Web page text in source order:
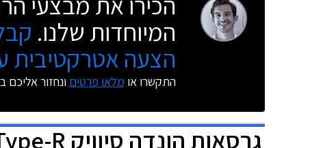
המיוחדות שלנו.
הצעה אטרקטיבית
התקשרו או מלאו פרטים ונחזור אליכם
גרסאותהונדה סיוויק Type-R